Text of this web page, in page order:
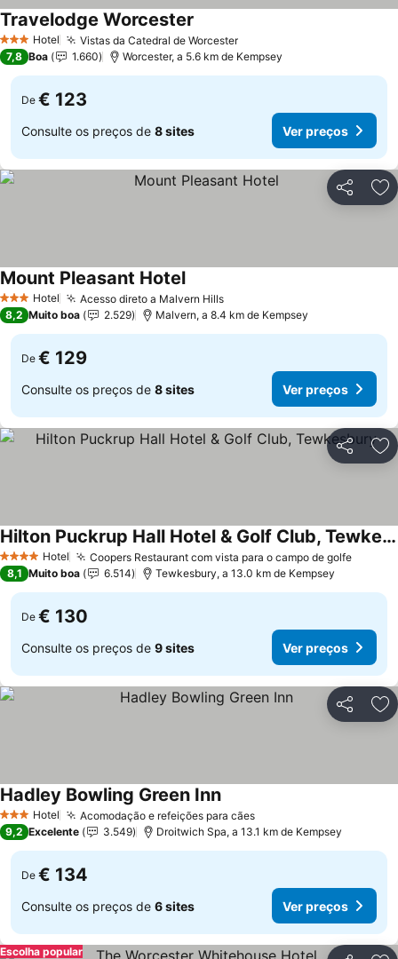
3 EstrelasHotel Vistas da Catedral de Worcester
Travelodge Worcester
7,8 Boa 1.660 Worcester, a 5.6 km de Kempsey
De € 123
Consulte os preços de 8 sites Ver preços
Partilhar
3 EstrelasHotel Acesso direto a Malvern Hills
Mount Pleasant Hotel
8,2 Muito boa 2.529 Malvern, a 8.4 km de Kempsey
De € 129
Consulte os preços de 8 sites Ver preços
Partilhar
4 EstrelasHotel Coopers Restaurant com vista para o campo de golfe
Hilton Puckrup Hall Hotel & Golf Club, Tewkesbury
8,1 Muito boa 6.514 Tewkesbury, a 13.0 km de Kempsey
De € 130
Consulte os preços de 9 sites Ver preços
Partilhar
3 EstrelasHotel Acomodação e refeições para cães
Hadley Bowling Green Inn
9,2 Excelente 3.549 Droitwich Spa, a 13.1 km de Kempsey
De € 134
Consulte os preços de 6 sites Ver preços
Escolha popular